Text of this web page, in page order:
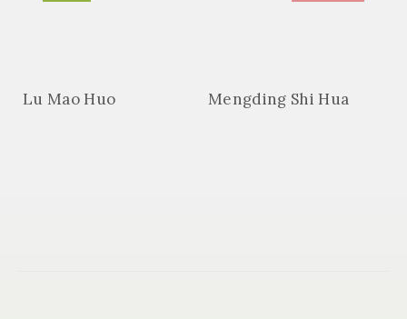
Lu Mao Huo Mengding Shi Hua